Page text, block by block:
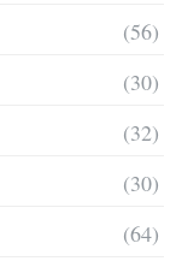
(56)
(30)
(32)
(30)
(64)